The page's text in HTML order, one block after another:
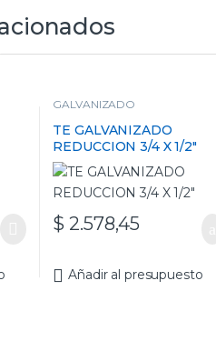
GALVANIZADO
TE GALVANIZADO
REDUCCION 3/4 X 1/2″
$ 2.578,45
Añadir al presupuesto